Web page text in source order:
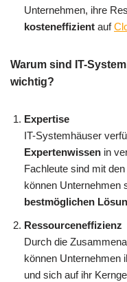
Unternehmen, ihre
kosteneffizient auf
Warum sind IT-
wichtig?
Expertise
IT-Systemhäuser
Expertenwissen in
Fachleute sind mit den
können Unternehmen
bestmöglichen
Ressourceneffizienz
Durch die
können Unternehmen
und sich auf ihr